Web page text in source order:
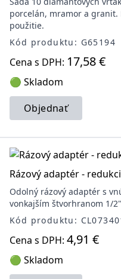
porcelán, mramor a granit.
použitie.
Kód produktu: G65194
Cena s DPH: 17,58 €
🟢 Skladom
Objednať
Rázový adaptér -
Odolný rázový adaptér s
vonkajším štvorhranom 1/
Kód produktu:
Cena s DPH: 4,91 €
🟢 Skladom